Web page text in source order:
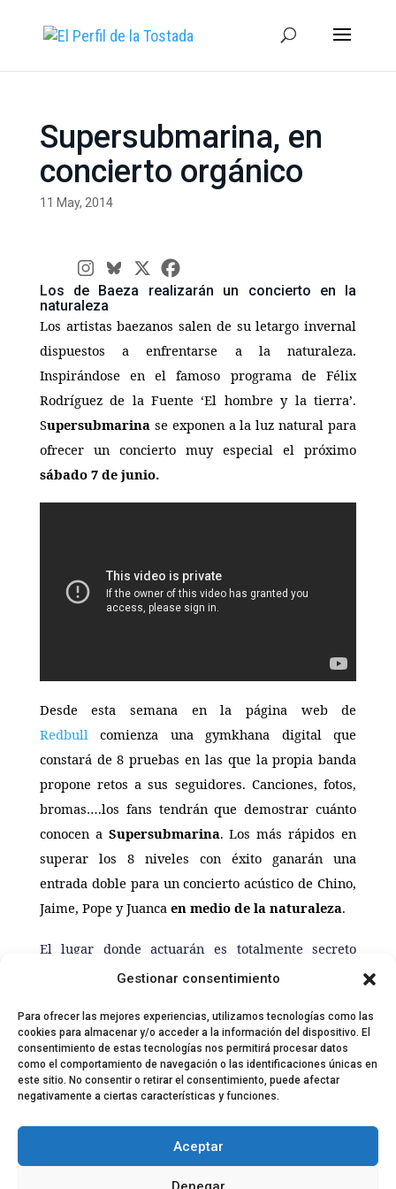
Gestionar consentimiento
Para ofrecer las mejores experiencias, utilizamos tecnologías como las
cookies para almacenar y/o acceder a la información del dispositivo. El
consentimiento de estas tecnologías nos permitirá procesar datos
como el comportamiento de navegación o las identificaciones únicas en
este sitio. No consentir o retirar el consentimiento, puede afectar
negativamente a ciertas características y funciones.
Aceptar
Supersubmarina, en
concierto orgánico
11 May, 2014
Los de Baeza realizarán un concierto en la
naturaleza
Los artistas baezanos salen de su letargo invernal
dispuestos a enfrentarse a la naturaleza.
Inspirándose en el famoso programa de Félix
Rodríguez de la Fuente ‘El hombre y la tierra’.
Supersubmarinase exponen a la luz natural para
ofrecer un concierto muy especial el próximo
sábado 7 de junio.
Desde esta semana en la página web de
Redbullcomienza una gymkhana digital que
constará de 8 pruebas en las que la propia banda
propone retos a sus seguidores. Canciones, fotos,
bromas….los fans tendrán que demostrar cuánto
conocen a Supersubmarina. Los más rápidos en
superar los 8 niveles con éxito ganarán una
entrada doble para un concierto acústico de Chino,
Jaime, Pope y Juanca en medio de la naturaleza.
El lugar donde actuarán es totalmente secreto
hasta el mismo día del evento para conservar la
Equipo EPDLT Contacto